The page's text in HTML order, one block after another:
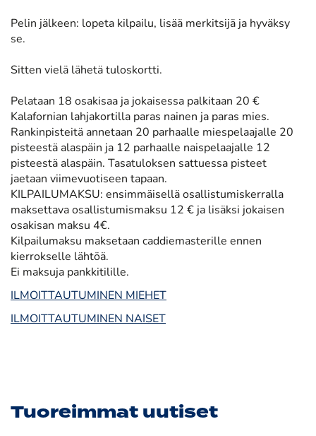
Pelin jälkeen: lopeta kilpailu, lisää merkitsijä ja hyväksy
se.
Sitten vielä lähetä tuloskortti.
Pelataan 18 osakisaa ja jokaisessa palkitaan 20 €
Kalafornian lahjakortilla paras nainen ja paras mies.
Rankinpisteitä annetaan 20 parhaalle miespelaajalle 20
pisteestä alaspäin ja 12 parhaalle naispelaajalle 12
pisteestä alaspäin. Tasatuloksen sattuessa pisteet
jaetaan viimevuotiseen tapaan.
KILPAILUMAKSU: ensimmäisellä osallistumiskerralla
maksettava osallistumismaksu 12 € ja lisäksi jokaisen
osakisan maksu 4€.
Kilpailumaksu maksetaan caddiemasterille ennen
kierrokselle lähtöä.
Ei maksuja pankkitilille.
ILMOITTAUTUMINEN MIEHET
ILMOITTAUTUMINEN NAISET
Tuoreimmat uutiset